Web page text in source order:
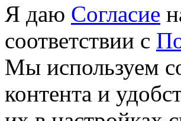
Я даю Согласие
соответствии с
Мы используем
контента и